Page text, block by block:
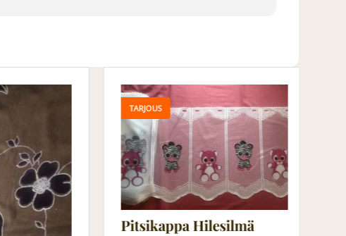
TARJOUS
Pitsikappa Hilesilmä